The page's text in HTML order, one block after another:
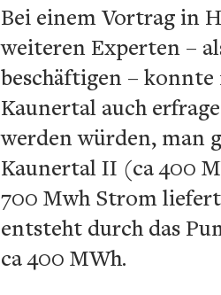
Bei einem Vortrag in
weiteren Experten –
beschäftigen – konnte
Kaunertal auch
werden würden, man
Kaunertal II (ca 400
700 Mwh Strom
entsteht durch das
ca 400 MWh.